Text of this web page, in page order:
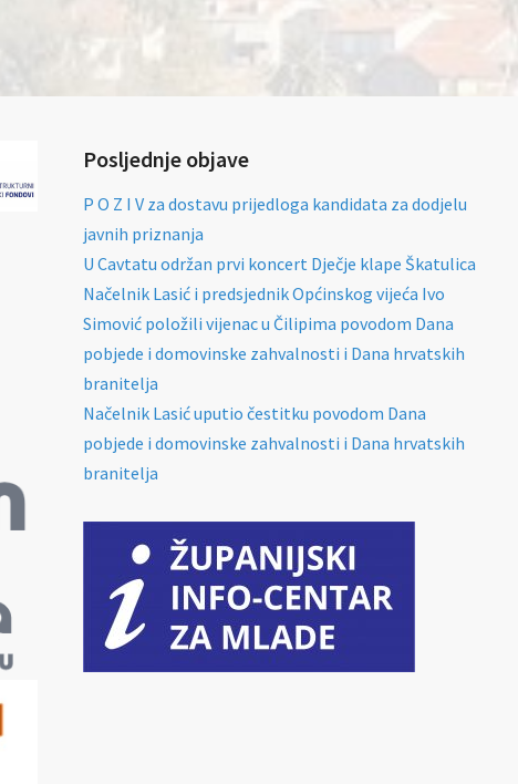
Posljednje objave
P O Z I V za dostavu prijedloga kandidata za dodjelu
javnih priznanja
U Cavtatu održan prvi koncert Dječje klape Škatulica
Načelnik Lasić i predsjednik Općinskog vijeća Ivo
Simović položili vijenac u Čilipima povodom Dana
pobjede i domovinske zahvalnosti i Dana hrvatskih
branitelja
Načelnik Lasić uputio čestitku povodom Dana
pobjede i domovinske zahvalnosti i Dana hrvatskih
branitelja